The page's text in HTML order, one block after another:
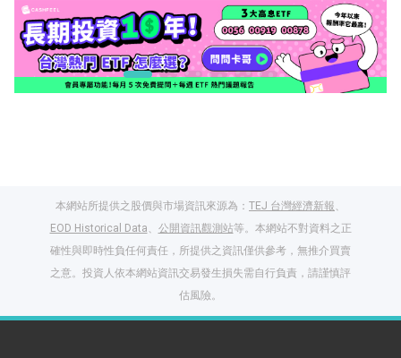
本網站所提供之股價與市場資訊來源為： TEJ 台灣經濟新報
EOD Historical Data
公開資訊觀測站等。本網站不對資料之正
確性與即時性負任何責任，所提供之資訊僅供參考，無推介買賣
之意。投資人依本網站資訊交易發生損失需自行負責，請謹慎評
估風險。